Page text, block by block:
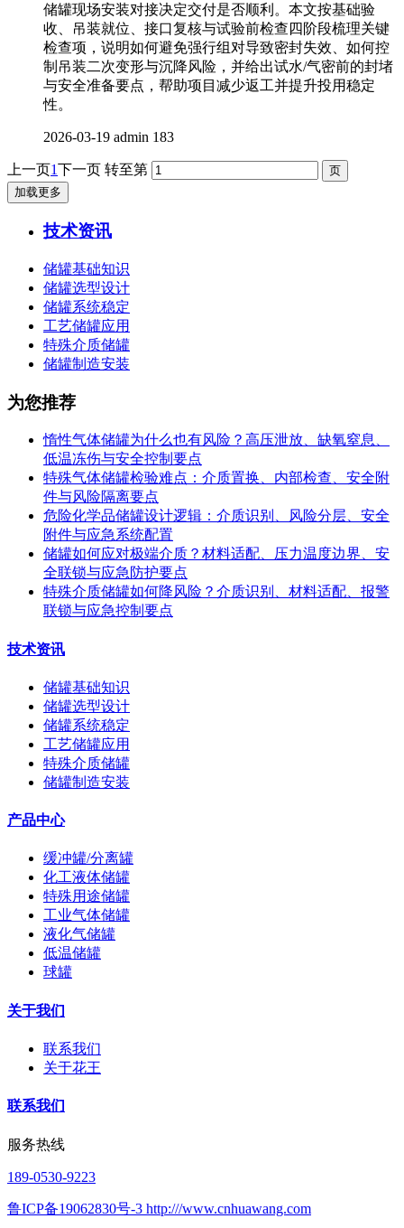
储罐现场安装对接决定交付是否顺利。本文按基础验
收、吊装就位、接口复核与试验前检查四阶段梳理关键
检查项，说明如何避免强行组对导致密封失效、如何控
制吊装二次变形与沉降风险，并给出试水/气密前的封堵
与安全准备要点，帮助项目减少返工并提升投用稳定
性。
2026-03-19 admin 183
上一页1下一页 转至第
加载更多
技术资讯
储罐基础知识
储罐选型设计
储罐系统稳定
工艺储罐应用
特殊介质储罐
储罐制造安装
为您推荐
惰性气体储罐为什么也有风险？高压泄放、缺氧窒息、
低温冻伤与安全控制要点
特殊气体储罐检验难点：介质置换、内部检查、安全附
件与风险隔离要点
危险化学品储罐设计逻辑：介质识别、风险分层、安全
附件与应急系统配置
储罐如何应对极端介质？材料适配、压力温度边界、安
全联锁与应急防护要点
特殊介质储罐如何降风险？介质识别、材料适配、报警
联锁与应急控制要点
技术资讯
储罐基础知识
储罐选型设计
储罐系统稳定
工艺储罐应用
特殊介质储罐
储罐制造安装
产品中心
缓冲罐/分离罐
化工液体储罐
特殊用途储罐
工业气体储罐
液化气储罐
低温储罐
球罐
关于我们
联系我们
关于花王
联系我们
服务热线
189-0530-9223
鲁ICP备19062830号-3 http:///www.cnhuawang.com